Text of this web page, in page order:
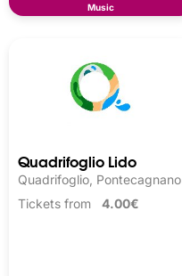
Music
Quadrifoglio Lido
Quadrifoglio, Pontecagnano
Tickets from 4.00€